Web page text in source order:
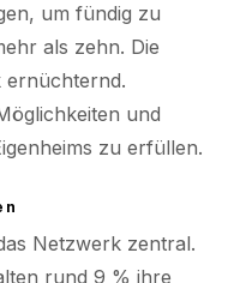
um fündig zu
als zehn. Die
ernüchternd.
und
zu erfüllen.
Netzwerk zentral.
rund 9 % ihre